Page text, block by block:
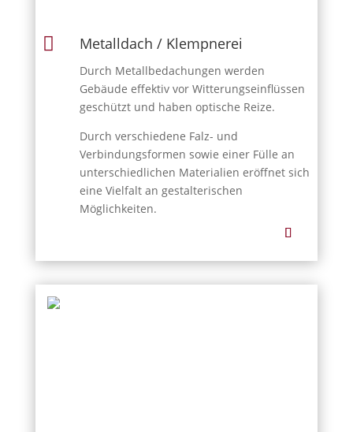
 Metalldach / Klempnerei
Durch Metallbedachungen werden
Gebäude effektiv vor Witterungseinflüssen
geschützt und haben optische Reize.
Durch verschiedene Falz- und
Verbindungsformen sowie einer Fülle an
unterschiedlichen Materialien eröffnet sich
eine Vielfalt an gestalterischen
Möglichkeiten.